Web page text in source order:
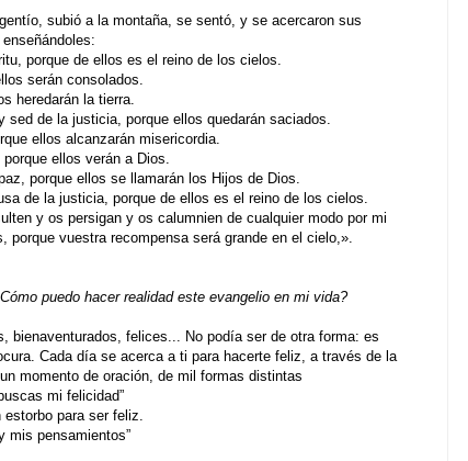
subió a la montaña, se sentó, y se acercaron sus
porque de ellos es el reino de los cielos.
serán consolados.
heredarán la tierra.
sed de la justicia, porque ellos quedarán saciados.
ellos alcanzarán misericordia.
ellos verán a Dios.
porque ellos se llamarán los Hijos de Dios.
de la justicia, porque de ellos es el reino de los cielos.
y os persigan y os calumnien de cualquier modo por mi
porque vuestra recompensa será grande en el cielo,».
puedo hacer realidad este evangelio en mi vida?
bienaventurados, felices... No podía ser de otra forma: es
Cada día se acerca a ti para hacerte feliz, a través de la
momento de oración, de mil formas distintas
mi felicidad”
para ser feliz.
pensamientos”